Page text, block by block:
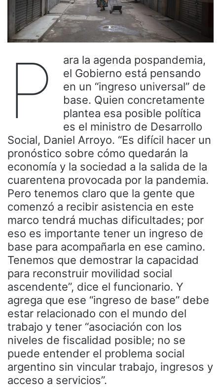
P
ara la agenda pospandemia,
el Gobierno está pensando
en un “ingreso universal” de
base. Quien concretamente
plantea esa posible política
es el ministro de Desarrollo
Social, Daniel Arroyo. “Es difícil hacer un
pronóstico sobre cómo quedarán la
economía y la sociedad a la salida de la
cuarentena provocada por la pandemia.
Pero tenemos claro que la gente que
comenzó a recibir asistencia en este
marco tendrá muchas dificultades; por
eso es importante tener un ingreso de
base para acompañarla en ese camino.
Tenemos que demostrar la capacidad
para reconstruir movilidad social
ascendente”, dice el funcionario. Y
agrega que ese “ingreso de base” debe
estar relacionado con el mundo del
trabajo y tener “asociación con los
niveles de fiscalidad posible; no se
puede entender el problema social
argentino sin vincular trabajo, ingresos y
acceso a servicios”.